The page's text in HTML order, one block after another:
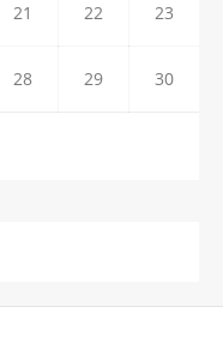
21 22 23
28 29 30